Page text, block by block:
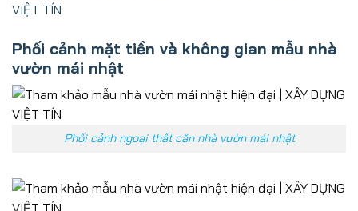
Phối cảnh mặt tiền và không gian mẫu nhà
vườn mái nhật
Phối cảnh ngoại thất căn nhà vườn mái nhật